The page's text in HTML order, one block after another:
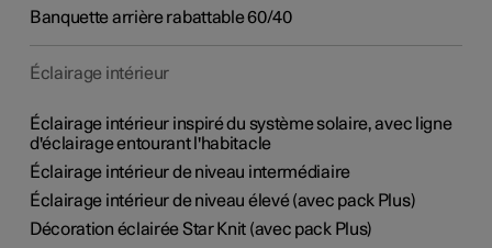
Banquette arrière rabattable 60/40
Éclairage intérieur
Éclairage intérieur inspiré du système solaire, avec ligne
d'éclairage entourant l'habitacle
Éclairage intérieur de niveau intermédiaire
Éclairage intérieur de niveau élevé (avec pack Plus)
Décoration éclairée Star Knit (avec pack Plus)